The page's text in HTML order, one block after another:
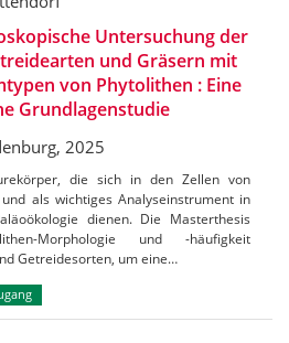
Untersuchung der
und Gräsern mit
von Phytolithen : Eine
Grundlagenstudie
2025
die sich in den Zellen von
als wichtiges Analyseinstrument in
dienen. Die Masterthesis
Morphologie und -häufigkeit
Getreidesorten, um eine…